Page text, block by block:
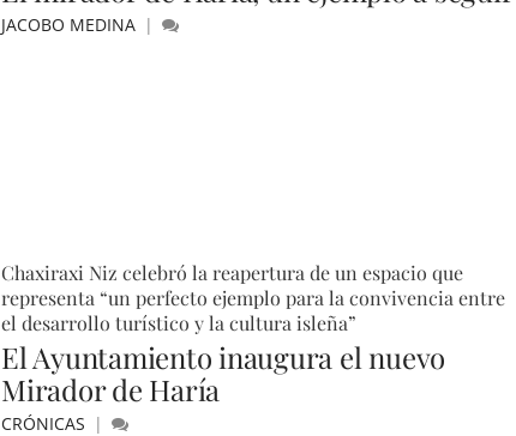
JACOBO MEDINA
Chaxiraxi Niz celebró la reapertura de un espacio que
representa “un perfecto ejemplo para la convivencia entre
el desarrollo turístico y la cultura isleña”
El Ayuntamiento inaugura el nuevo
Mirador de Haría
CRÓNICAS